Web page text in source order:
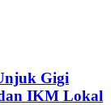
Gigi
IKM Lokal